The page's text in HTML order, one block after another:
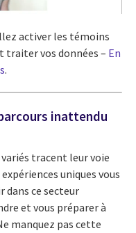
activer les témoins
traiter vos données – En
.
inattendu
tracent leur voie
uniques vous
dans ce secteur
et vous préparer à
manquez pas cette